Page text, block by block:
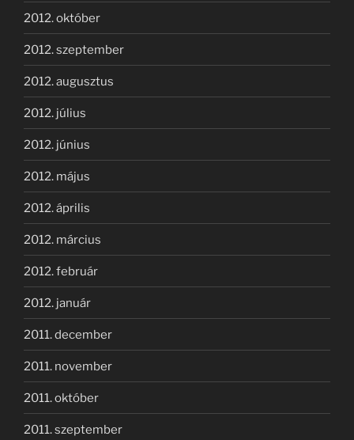
2012. október
2012. szeptember
2012. augusztus
2012. július
2012. június
2012. május
2012. április
2012. március
2012. február
2012. január
2011. december
2011. november
2011. október
2011. szeptember